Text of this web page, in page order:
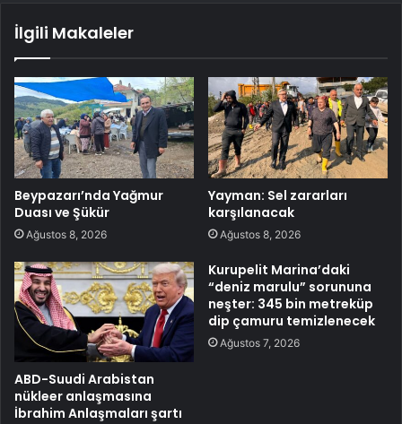
İlgili Makaleler
Beypazarı’nda Yağmur
Duası ve Şükür
Ağustos 8, 2026
Yayman: Sel zararları
karşılanacak
Ağustos 8, 2026
ABD-Suudi Arabistan
nükleer anlaşmasına
İbrahim Anlaşmaları şartı
Kurupelit Marina’daki
“deniz marulu” sorununa
neşter: 345 bin metreküp
dip çamuru temizlenecek
Ağustos 7, 2026